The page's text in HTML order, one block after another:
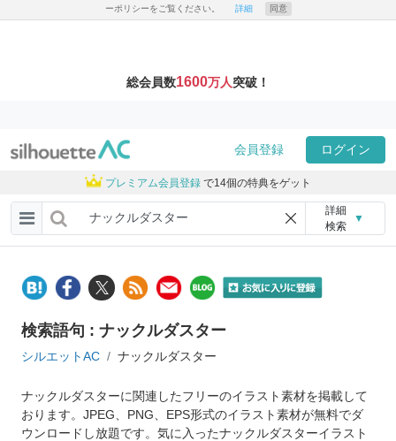
ーポリシーをご覧ください。 詳細 同意
総会員数1600万人突破！
会員登録 ログイン
プレミアム会員登録 で14個の特典をゲット
詳細
検索
▼
検索語句 : ナックルダスター
シルエットAC ナックルダスター
ナックルダスターに関連したフリーのイラスト素材を掲載して
おります。JPEG、PNG、EPS形式のイラスト素材が無料でダ
ウンロードし放題です。気に入ったナックルダスターイラスト